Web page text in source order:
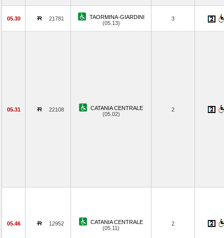
05.30 21781
TAORMINA-GIARDINI
(05.13)
3
05.31 22108
CATANIA CENTRALE
(05.02)
2
05.46 12952
CATANIA CENTRALE
(05.11)
2